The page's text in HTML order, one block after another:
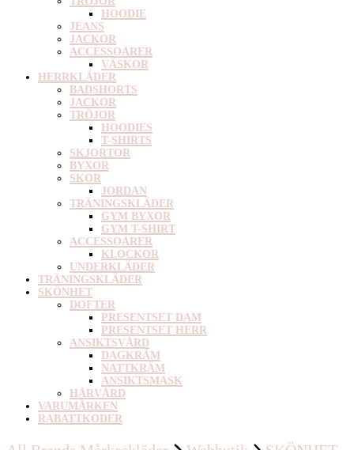
HOODIE
JEANS
JACKOR
ACCESSOARER
VÄSKOR
HERRKLÄDER
BADSHORTS
JACKOR
TRÖJOR
HOODIES
T-SHIRTS
SKJORTOR
BYXOR
SKOR
JORDAN
TRÄNINGSKLÄDER
GYM BYXOR
GYM T-SHIRT
ACCESSOARER
KLOCKOR
UNDERKLÄDER
TRÄNINGSKLÄDER
SKÖNHET
DOFTER
PRESENTSET DAM
PRESENTSET HERR
ANSIKTSVÅRD
DAGKRÄM
NATTKRÄM
ANSIKTSMASK
HÅRVÅRD
VARUMÄRKEN
RABATTKODER